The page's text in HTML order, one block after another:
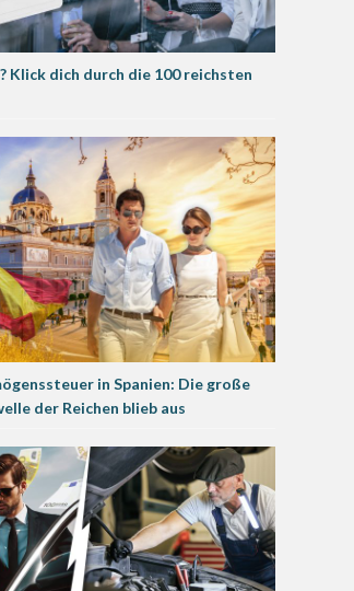
Klick dich durch die 100 reichsten
in Spanien: Die große
der Reichen blieb aus